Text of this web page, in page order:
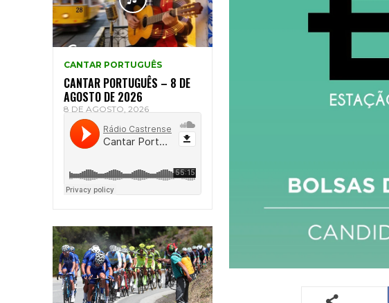
CANTAR PORTUGUÊS
CANTAR PORTUGUÊS – 8 DE
AGOSTO DE 2026
8 DE AGOSTO, 2026